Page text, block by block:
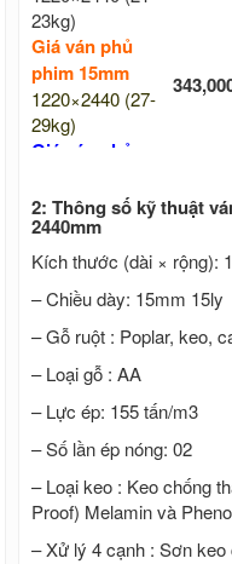
23kg)
Giá ván phủ
phim 15mm
1220×2440 (27-
29kg)
Giá ván phủ
1220×2440 (32-
33kg)
Giá ván phủ
phim 18mm
1220×2440 (34-
36kg)
399,000
2: Thông số kỹ thuật
2440mm
Kích thước (dài × rộng):
– Chiều dày: 15mm 15ly
– Gỗ ruột : Poplar, keo,
– Loại gỗ : AA
– Lực ép: 155 tấn/m3
– Số lần ép nóng: 02
– Loại keo : Keo chống
Proof) Melamin và
– Xử lý 4 cạnh : Sơn